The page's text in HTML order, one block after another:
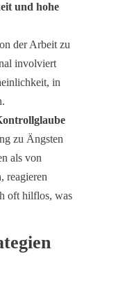
und hohe
der Arbeit zu
involviert
in
zu Ängsten
als von
reagieren
oft hilflos, was